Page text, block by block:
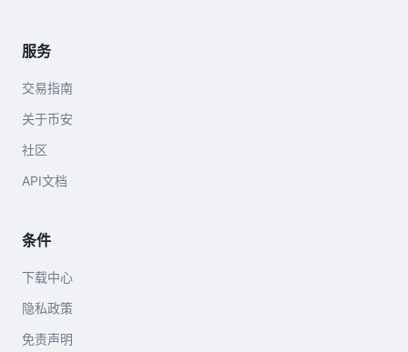
服务
交易指南
关于币安
社区
API文档
条件
下载中心
隐私政策
免责声明